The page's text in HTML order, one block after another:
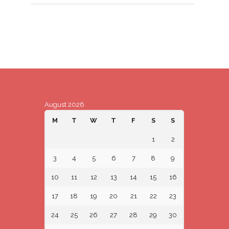
August 2026
M T W T F S S
1 2
3 4 5 6 7 8 9
10 11 12 13 14 15 16
17 18 19 20 21 22 23
24 25 26 27 28 29 30